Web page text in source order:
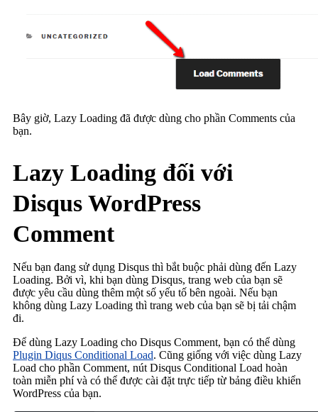
Bây giờ, Lazy Loading đã được dùng cho phần Comments của
bạn.
Lazy Loading đối với
Disqus WordPress
Comment
Nếu bạn đang sử dụng Disqus thì bắt buộc phải dùng đến Lazy
Loading. Bởi vì, khi bạn dùng Disqus, trang web của bạn sẽ
được yêu cầu dùng thêm một số yếu tố bên ngoài. Nếu bạn
không dùng Lazy Loading thì trang web của bạn sẽ bị tải chậm
đi.
Để dùng Lazy Loading cho Disqus Comment, bạn có thể dùng
Plugin Diqus Conditional Load. Cũng giống với việc dùng Lazy
Load cho phần Comment, nút Disqus Conditional Load hoàn
toàn miễn phí và có thể được cài đặt trực tiếp từ bảng điều khiển
WordPress của bạn.